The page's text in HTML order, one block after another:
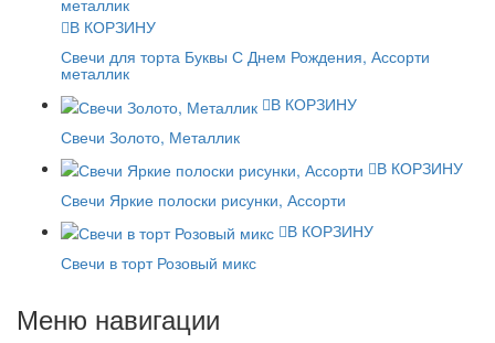
В КОРЗИНУ
Свечи для торта Буквы С Днем Рождения, Ассорти
металлик
В КОРЗИНУ
Свечи Золото, Металлик
В КОРЗИНУ
Свечи Яркие полоски рисунки, Ассорти
В КОРЗИНУ
Свечи в торт Розовый микс
Меню навигации